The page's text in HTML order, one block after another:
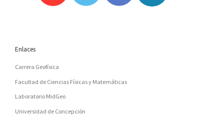
Enlaces
Carrera Geofísica
Facultad de Ciencias Físicas y Matemáticas
Laboratorio MidGeo
Universidad de Concepción